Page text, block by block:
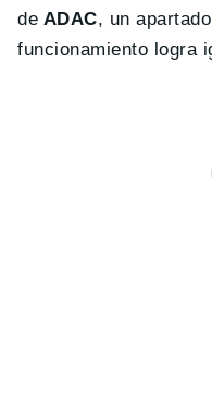
de ADAC, un
funcionamiento logra